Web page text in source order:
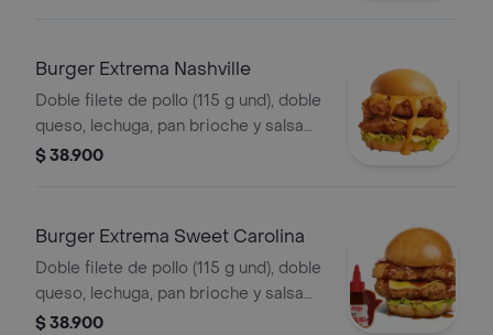
Burger Extrema Nashville
Doble filete de pollo (115 g und), doble
queso, lechuga, pan brioche y salsa
picante estilo Nashville
$ 38.900
Burger Extrema Sweet Carolina
Doble filete de pollo (115 g und), doble
queso, lechuga, pan brioche y salsa
sweet Carolina
$ 38.900